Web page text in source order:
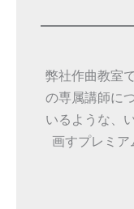
弊社作曲教室
の専属講師に
いるような、
画すプレミア